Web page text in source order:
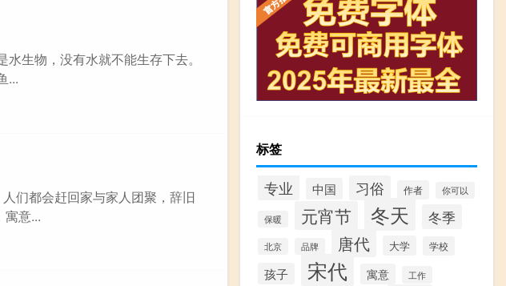
生物，没有水就不能生存下去。
...
们都会赶回家与家人团聚，辞旧
寓意...
标签
专业 中国 习俗 作者 你可以
保暖 元宵节 冬天 冬季
北京 品牌 唐代 大学 学校
孩子 宋代 寓意 工作